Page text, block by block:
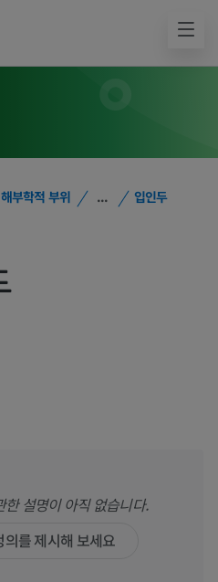
해부학적 부위 ...
입인두
한 설명이 아직 없습니다.
의를 제시해 보세요